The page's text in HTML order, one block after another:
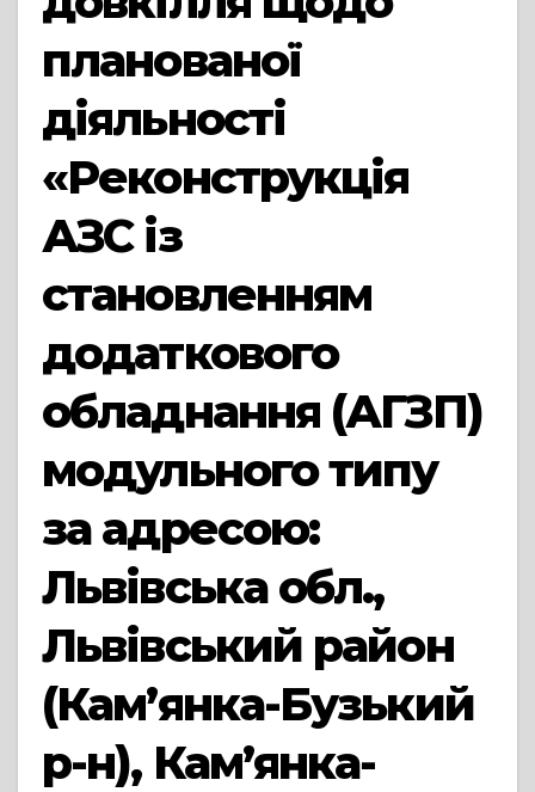
планованої
діяльності
«Реконструкція
АЗС із
становленням
додаткового
обладнання (АГЗП)
модульного типу
за адресою:
Львівська обл.,
Львівський район
(Кам’янка-Бузький
р-н), Кам’янка-